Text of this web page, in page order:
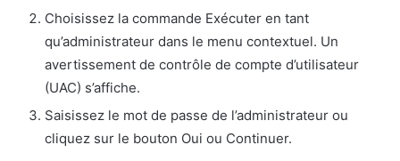
Choisissez la commande Exécuter en tant
qu’administrateur dans le menu contextuel. Un
avertissement de contrôle de compte d’utilisateur
(UAC) s’affiche.
Saisissez le mot de passe de l’administrateur ou
cliquez sur le bouton Oui ou Continuer.